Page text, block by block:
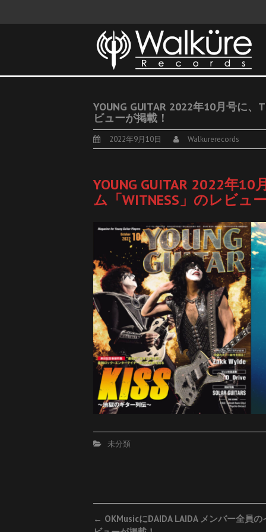
YOUNG GUITAR 2022年10月号に、
ビューが掲載！
2022年9月10日 Walkurerecords
YOUNG GUITAR 2022年10
ム「WITNESS」のレビュ
未分類
Post
← OKMusicにDAIDA LAIDA メンバー全員の